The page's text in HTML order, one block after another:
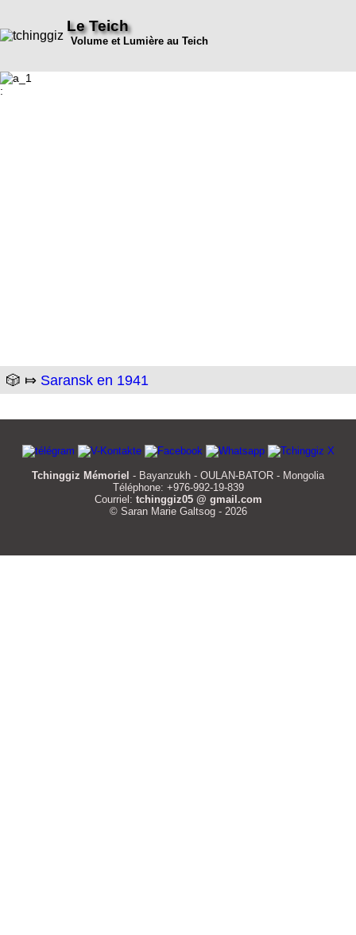
Le Teich
Volume et Lumière au Teich
:
🎲 ⤇ Saransk en 1941
Tchinggiz Mémoriel - Bayanzukh - OULAN-BATOR - Mongolia
Téléphone: +976-992-19-839
Courriel: tchinggiz05 @ gmail.com
© Saran Marie Galtsog - 2026